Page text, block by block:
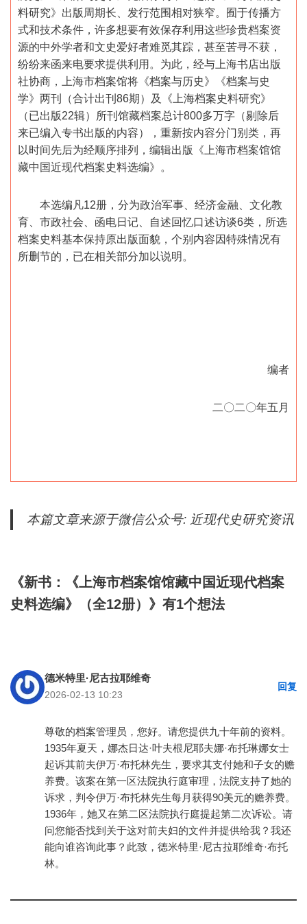
料研究》出版周期长、发行范围相对狭窄。囿于传播方
式和技术条件，许多想要有效保存利用这些珍贵档案资
源的中外学者和文史爱好者难觅其踪，甚至苦寻不获，
纷纷来函来电要求提供利用。为此，经与上海书店出版
社协商，上海市档案馆将《档案与历史》《档案与史
学》两刊（合计出刊86期）及《上海档案史料研究》
（已出版22辑）所刊馆藏档案总计800多万字（剔除后
来已编入专书出版的内容），重新按内容分门别类，再
以时间先后为经顺序排列，编辑出版《上海市档案馆馆
藏中国近现代档案史料选编》。
本选编凡12册，分为政治军事、经济金融、文化教
育、市政社会、函电日记、自述回忆口述访谈6类，所选
档案史料基本保持原出版面貌，个别内容因特殊情况有
所删节的，已在相关部分加以说明。
编者
二〇二〇年五月
本篇文章来源于微信公众号: 近现代史研究资讯
《新书：《上海市档案馆馆藏中国近现代档案
史料选编》（全12册）》有1个想法
德米特里·尼古拉耶维奇
2026-02-13 10:23
回复
尊敬的档案管理员，您好。请您提供九十年前的资料。
1935年夏天，娜杰日达·叶夫根尼耶夫娜·布托琳娜女士
起诉其前夫伊万·布托林先生，要求其支付她和子女的赡
养费。该案在第一区法院执行庭审理，法院支持了她的
诉求，判令伊万·布托林先生每月获得90美元的赡养费。
1936年，她又在第二区法院执行庭提起第二次诉讼。请
问您能否找到关于这对前夫妇的文件并提供给我？我还
能向谁咨询此事？此致，德米特里·尼古拉耶维奇·布托
林。